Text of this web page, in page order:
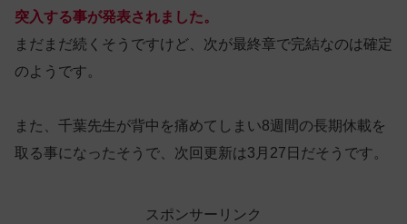
突入する事が発表されました。
まだまだ続くそうですけど、次が最終章で完結なのは確定
のようです。
また、千葉先生が背中を痛めてしまい8週間の長期休載を
取る事になったそうで、次回更新は3月27日だそうです。
スポンサーリンク